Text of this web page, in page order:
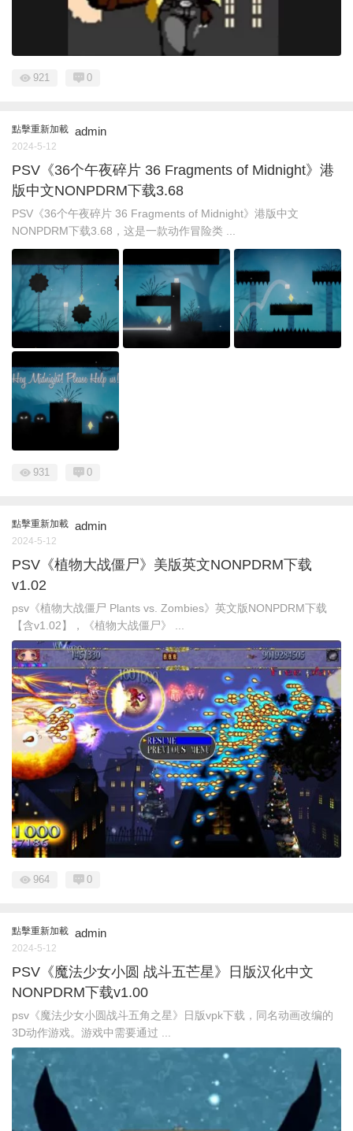
921 0
點擊重新加載 admin
2024-5-12
PSV《36个午夜碎片 36 Fragments of Midnight》港
版中文NONPDRM下载3.68
PSV《36个午夜碎片 36 Fragments of Midnight》港版中文
NONPDRM下载3.68，这是一款动作冒险类 ...
931 0
點擊重新加載 admin
2024-5-12
PSV《植物大战僵尸》美版英文NONPDRM下载
v1.02
psv《植物大战僵尸 Plants vs. Zombies》英文版NONPDRM下载
【含v1.02】，《植物大战僵尸》 ...
964 0
點擊重新加載 admin
2024-5-12
PSV《魔法少女小圆 战斗五芒星》日版汉化中文
NONPDRM下载v1.00
psv《魔法少女小圆战斗五角之星》日版vpk下载，同名动画改编的
3D动作游戏。游戏中需要通过 ...